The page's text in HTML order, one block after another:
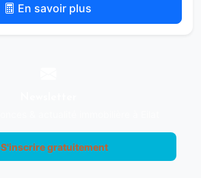
En savoir plus
S'inscrire gratuitement